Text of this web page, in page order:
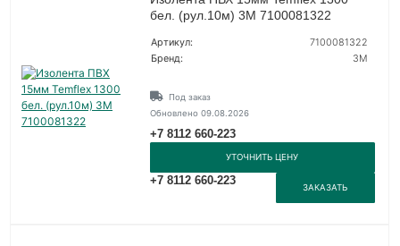
бел. (рул.10м) 3М 7100081322
Артикул:
7100081322
Бренд:
3М
Под заказ
Обновлено 09.08.2026
+7 8112 660-223
УТОЧНИТЬ ЦЕНУ
+7 8112 660-223
ЗАКАЗАТЬ